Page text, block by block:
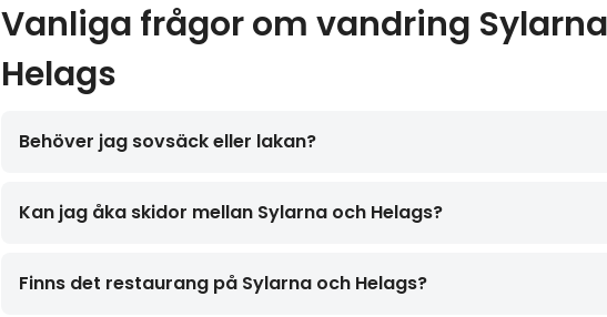
Vanliga frågor om vandring
Helags
Behöver jag sovsäck eller lakan?
Kan jag åka skidor mellan Sylarna och Helags?
Finns det restaurang på Sylarna och Helags?